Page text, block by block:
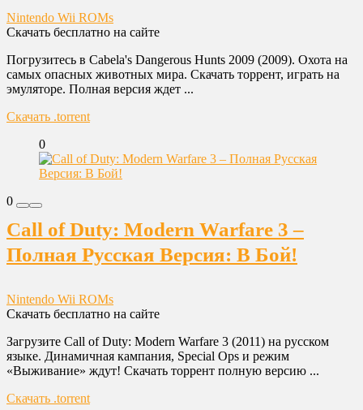
Nintendo Wii ROMs
Скачать бесплатно на сайте
Погрузитесь в Cabela's Dangerous Hunts 2009 (2009). Охота на
самых опасных животных мира. Скачать торрент, играть на
эмуляторе. Полная версия ждет ...
Скачать .torrent
0
0
Call of Duty: Modern Warfare 3 –
Полная Русская Версия: В Бой!
Nintendo Wii ROMs
Скачать бесплатно на сайте
Загрузите Call of Duty: Modern Warfare 3 (2011) на русском
языке. Динамичная кампания, Special Ops и режим
«Выживание» ждут! Скачать торрент полную версию ...
Скачать .torrent